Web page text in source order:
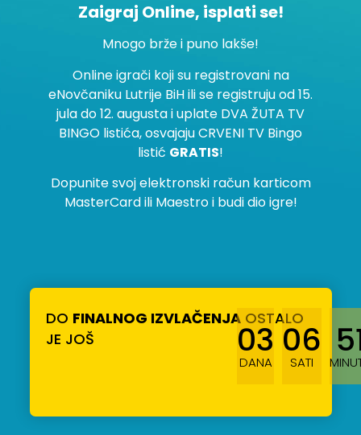
Zaigraj Online, isplati se!
Mnogo brže i puno lakše!
Online igrači koji su registrovani na
eNovčaniku Lutrije BiH ili se registruju od 15.
jula do 12. augusta i uplate DVA ŽUTA TV
BINGO listića, osvajaju CRVENI TV Bingo
listić GRATIS!
Dopunite svoj elektronski račun karticom
MasterCard ili Maestro i budi dio igre!
DO FINALNOG IZVLAČENJAOSTALO
JE JOŠ
03
DANA
06
SATI